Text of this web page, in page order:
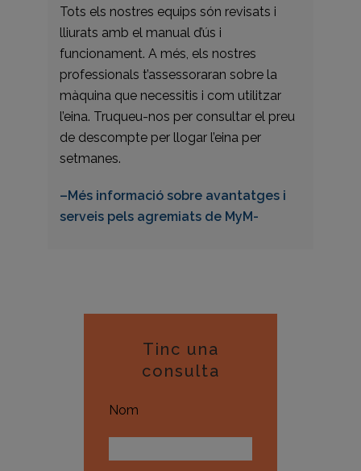
Tots els nostres equips són revisats i
lliurats amb el manual d’ús i
funcionament. A més, els nostres
professionals t’assessoraran sobre la
màquina que necessitis i com utilitzar
l’eina. Truqueu-nos per consultar el preu
de descompte per llogar l’eina per
setmanes.
–Més informació sobre avantatges i
serveis pels agremiats de MyM-
Tinc una
consulta
Nom